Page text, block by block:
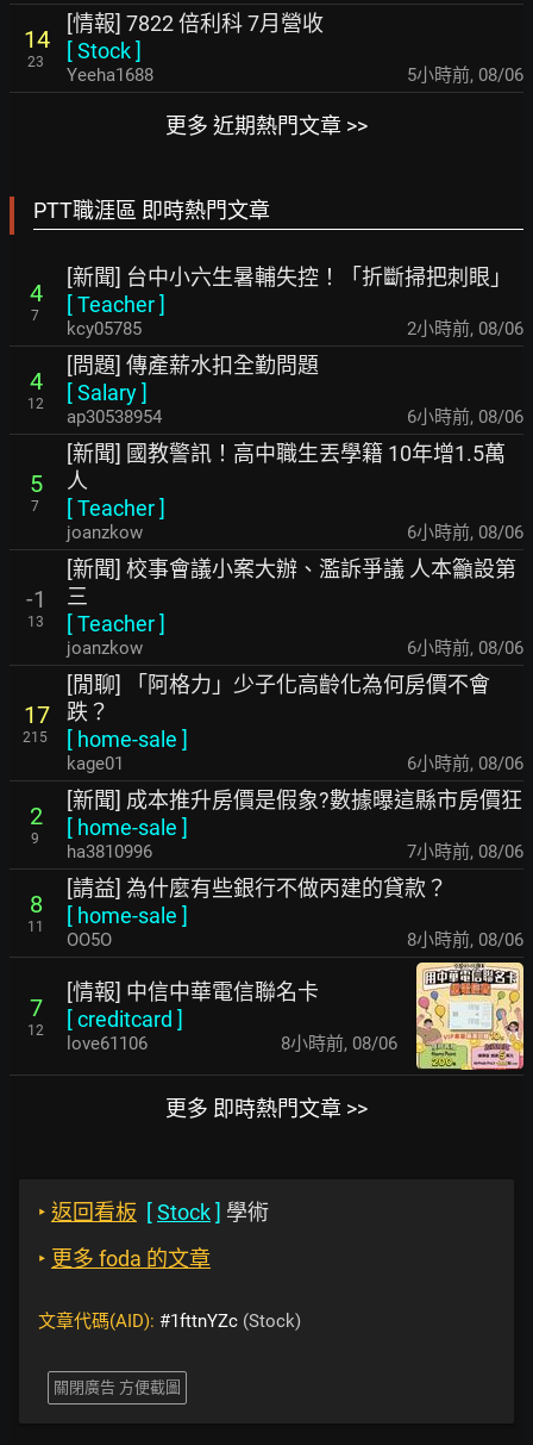
14
23
[情報] 7822 倍利科 7月營收
[Stock]
Yeeha1688 5小時前, 08/06
更多 近期熱門文章 >>
PTT職涯區 即時熱門文章
4
7
[新聞] 台中小六生暑輔失控！「折斷掃把刺眼」
[Teacher]
kcy05785 2小時前, 08/06
4
12
[問題] 傳產薪水扣全勤問題
[Salary]
ap30538954 6小時前, 08/06
5
7
[新聞] 國教警訊！高中職生丟學籍 10年增1.5萬
人
[Teacher]
joanzkow 6小時前, 08/06
-1
13
[新聞] 校事會議小案大辦、濫訴爭議 人本籲設第
三
[Teacher]
joanzkow 6小時前, 08/06
17
215
[閒聊] 「阿格力」少子化高齡化為何房價不會
跌？
[ home-sale ]
kage01 6小時前, 08/06
2
9
[新聞] 成本推升房價是假象?數據曝這縣市房價狂
[ home-sale ]
ha3810996 7小時前, 08/06
8
11
[請益] 為什麼有些銀行不做丙建的貸款？
[ home-sale ]
OO5O 8小時前, 08/06
7
12
[情報] 中信中華電信聯名卡
[creditcard ]
love61106 8小時前, 08/06
更多 即時熱門文章 >>
‣ 返回看板 [Stock] 學術
‣ 更多 foda 的文章
文章代碼(AID): #1fttnYZc (Stock)
關閉廣告 方便截圖